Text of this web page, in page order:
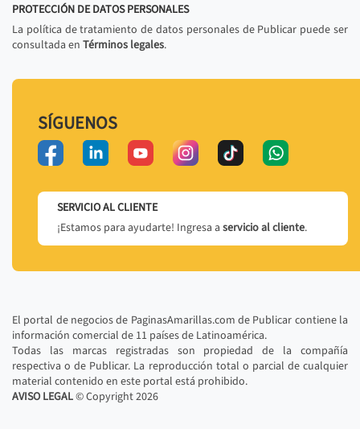
PROTECCIÓN DE DATOS PERSONALES
La política de tratamiento de datos personales de Publicar puede ser
consultada en Términos legales.
SÍGUENOS
SERVICIO AL CLIENTE
¡Estamos para ayudarte! Ingresa a servicio al cliente.
El portal de negocios de PaginasAmarillas.com de Publicar contiene la
información comercial de 11 países de Latinoamérica.
Todas las marcas registradas son propiedad de la compañía
respectiva o de Publicar. La reproducción total o parcial de cualquier
material contenido en este portal está prohibido.
AVISO LEGAL© Copyright2026